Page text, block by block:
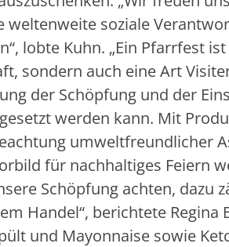
weltenweite soziale
lobte Kuhn. „Ein Pfarrfest
sondern auch eine Art
der Schöpfung und der
werden kann. Mit
umweltfreundlicher
für nachhaltiges Feiern
Schöpfung achten, dazu
Handel“, berichtete Regina
und Mayonnaise sowie